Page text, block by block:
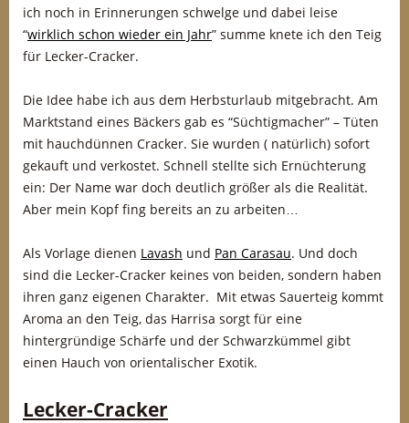
ich noch in Erinnerungen schwelge und dabei leise
“wirklich schon wieder ein Jahr” summe knete ich den Teig
für Lecker-Cracker.
Die Idee habe ich aus dem Herbsturlaub mitgebracht. Am
Marktstand eines Bäckers gab es “Süchtigmacher” – Tüten
mit hauchdünnen Cracker. Sie wurden ( natürlich) sofort
gekauft und verkostet. Schnell stellte sich Ernüchterung
ein: Der Name war doch deutlich größer als die Realität.
Aber mein Kopf fing bereits an zu arbeiten…
Als Vorlage dienen Lavash und Pan Carasau. Und doch
sind die Lecker-Cracker keines von beiden, sondern haben
ihren ganz eigenen Charakter. Mit etwas Sauerteig kommt
Aroma an den Teig, das Harrisa sorgt für eine
hintergründige Schärfe und der Schwarzkümmel gibt
einen Hauch von orientalischer Exotik.
Lecker-Cracker